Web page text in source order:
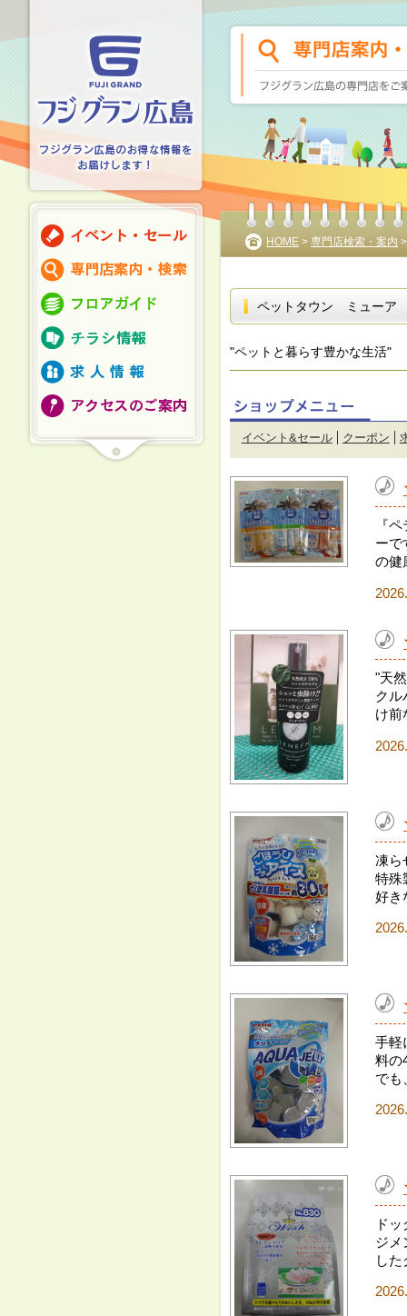
HOME > 専門店検索・案内
ペットタウン ミューア
"ペットと暮らす豊かな生活"
イベント&セール クーポン
『
ーで
の健
"天
クル
け前
凍ら
特殊
好き
手軽
料の
でも
ド
ジメ
し